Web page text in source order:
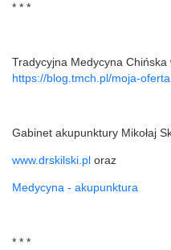
* * *
Tradycyjna Medycyna
https://blog.tmch.pl/moja-oferta
Gabinet akupunktury Mikołaj
www.drskilski.pl oraz
Medycyna - akupunktura
* * *